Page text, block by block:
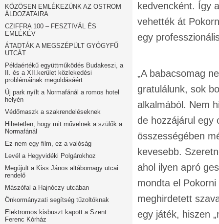
KÖZÖSEN EMLÉKEZÜNK AZ OSTROM
ÁLDOZATAIRA
CZIFFRA 100 – FESZTIVÁL ÉS
EMLÉKÉV
ÁTADTÁK A MEGSZÉPÜLT GYÓGYFŰ
UTCÁT
Példaértékű együttműködés Budakeszi, a
II. és a XII.kerület közlekedési
problémáinak megoldásáért
Új park nyílt a Normafánál a romos hotel
helyén
Védőmaszk a szakrendeléseknek
Hihetetlen, hogy mit művelnek a szülők a
Normafánál
Ez nem egy film, ez a valóság
Levél a Hegyvidéki Polgárokhoz
Megújult a Kiss János altábornagy utcai
rendelő
Mászófal a Hajnóczy utcában
Önkormányzati segítség tűzoltóknak
Elektromos kisbuszt kapott a Szent
Ferenc Kórház
kedvencként. Így
vehették át
egy
„A babacsomag
gratulálunk, sok
alkalmából. Nem
de hozzájárul egy
összességében
kevesebb.
ahol ilyen apró
mondta el Pokorni
meghirdetett
egy játék, hiszen